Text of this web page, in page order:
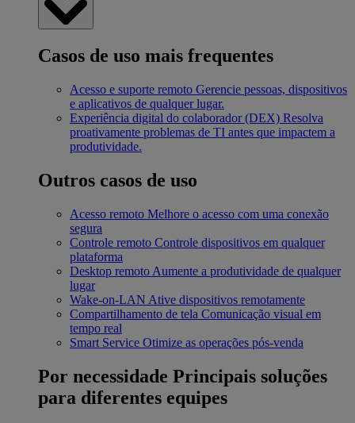
Casos de uso mais frequentes
Acesso e suporte remoto Gerencie pessoas, dispositivos
e aplicativos de qualquer lugar.
Experiência digital do colaborador (DEX) Resolva
proativamente problemas de TI antes que impactem a
produtividade.
Outros casos de uso
Acesso remoto Melhore o acesso com uma conexão
segura
Controle remoto Controle dispositivos em qualquer
plataforma
Desktop remoto Aumente a produtividade de qualquer
lugar
Wake-on-LAN Ative dispositivos remotamente
Compartilhamento de tela Comunicação visual em
tempo real
Smart Service Otimize as operações pós-venda
Por necessidade Principais soluções
para diferentes equipes